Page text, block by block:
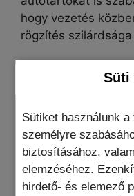
Süti
Sütiket használunk
személyre
biztosításához,
elemzéséhez.
hirdető- és elemező
hogy vezetés
rögzítés
elég tartós ahhoz,
kitartson. Megvédi
leesés
sima felületen lévő
körül színes, emelt